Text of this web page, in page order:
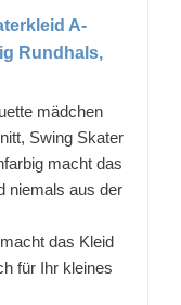
A-
Rundhals,
mädchen
Swing Skater
macht das
niemals aus der
das Kleid
für Ihr kleines